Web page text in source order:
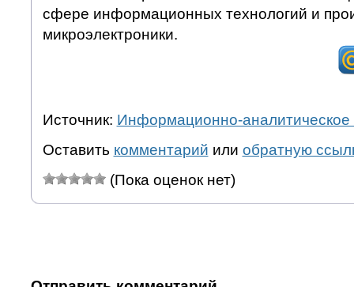
сфере информационных технологий и
микроэлектроники.
Источник: Информационно-аналитическое
Оставить комментарий или обратную
(Пока оценок нет)